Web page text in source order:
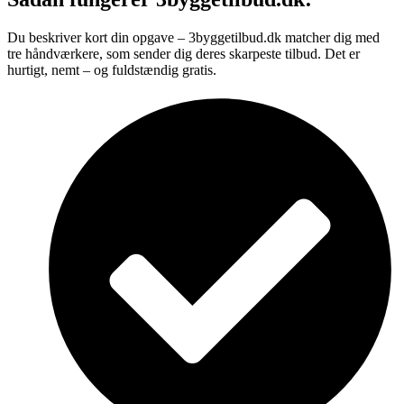
Du beskriver kort din opgave – 3byggetilbud.dk matcher dig med
tre håndværkere, som sender dig deres skarpeste tilbud. Det er
hurtigt, nemt – og fuldstændig gratis.